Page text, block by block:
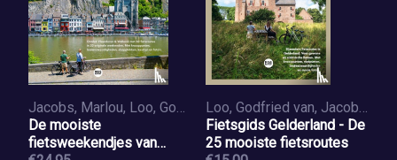
Jacobs, Marlou, Loo, Godfried van
De mooiste
fietsweekendjes van
Loo, Godfried van, Jacobs, Marlou
Fietsgids Gelderland - De
25 mooiste fietsroutes